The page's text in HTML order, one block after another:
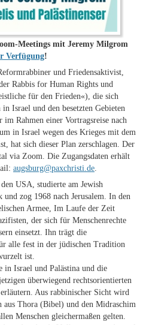
Meetings mit Jeremy Milgrom
Verfügung!
und Friedensaktivist,
Rabbis for Human Rights und
für den Frieden«), die sich
Israel und den besetzten Gebieten
Rahmen einer Vortragsreise nach
in Israel wegen des Krieges mit dem
hat sich dieser Plan zerschlagen. Der
via Zoom. Die Zugangsdaten erhält
augsburg@paxchristi.de.
USA, studierte am Jewish
zog 1968 nach Jerusalem. In den
Armee, Im Laufe der Zeit
der sich für Menschenrechte
einsetzt. Ihn trägt die
alle fest in der jüdischen Tradition
ist.
Israel und Palästina und die
überwiegend rechtsorientierten
Aus rabbinischer Sicht wird
aus Thora (Bibel) und den Midraschim
Menschen gleichermaßen gelten.